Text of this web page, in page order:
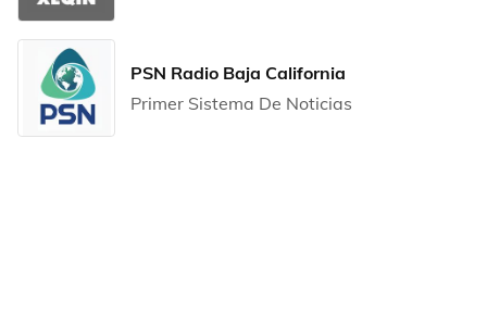
PSN Radio Baja California
Primer Sistema De Noticias